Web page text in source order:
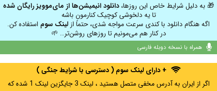
🎁 به دلیل شرایط خاص این روزها،دانلود انیمیشن‌ها از مای‌موویز رایگان شده
تا یه دلخوشی کوچیک کنارمون باشه
اگه هنگام دانلود با کندی سرعت مواجه شدی، حتماً از لینک سوم استفاده کن.
در کنار هم می‌مونیم تا روزهای روشن‌تر… 🌱
همراه با نسخه دوبله فارسی
+ دارای لینک سوم ( دسترسی با شرایط جنگی )
اگر از ایران به آدرس مخفی متصل هستید ، لینک 3 جایگزین لینک 1 شده که